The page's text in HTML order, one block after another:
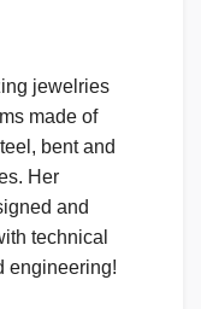
jewelries
made of
bent and
Her
and
technical
engineering!